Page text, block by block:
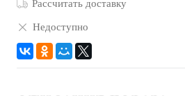
Рассчитать доставку
Недоступно